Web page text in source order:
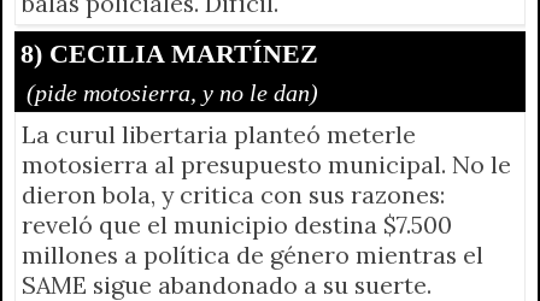
8) CECILIA MARTÍNEZ
(pide motosierra, y no le dan)
La curul libertaria planteó meterle
motosierra al presupuesto municipal. No le
dieron bola, y critica con sus razones:
reveló que el municipio destina $7.500
millones a política de género mientras el
SAME sigue abandonado a su suerte.